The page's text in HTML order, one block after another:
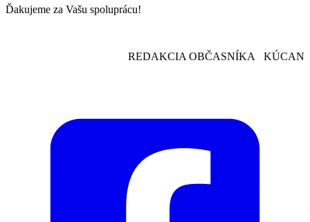
Ďakujeme za Vašu spoluprácu!
REDAKCIA OBČASNÍKA KÚCAN